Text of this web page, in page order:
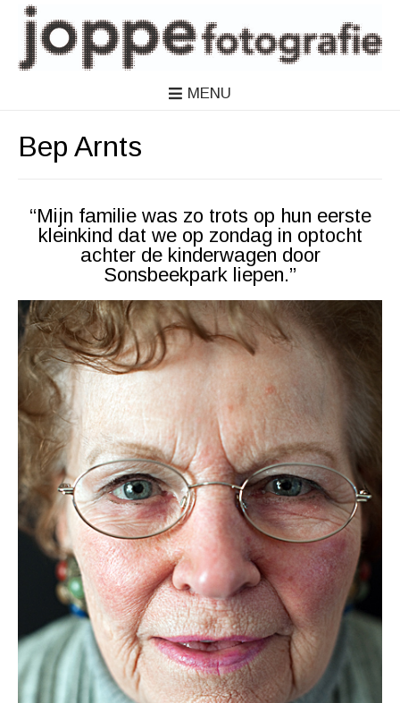
MENU
Bep Arnts
“Mijn familie was zo trots op hun eerste
kleinkind dat we op zondag in optocht
achter de kinderwagen door
Sonsbeekpark liepen.”